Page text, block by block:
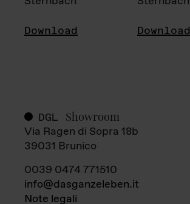
Download Download
DGL Showroom
Via Ragen di Sopra 18b
39031 Brunico
0039 0474 771510
info@dasganzeleben.it
Note legali